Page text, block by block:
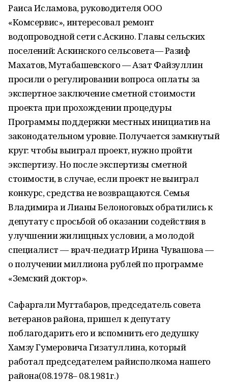
Раиса Исламова, руководителя ООО
«Комсервис», интересовал ремонт
водопроводной сети с.Аскино. Главы сельских
поселений: Аскинского сельсовета— Разиф
Махатов, Мутабашевского — Азат Файзуллин
просили о регулировании вопроса оплаты за
экспертное заключение сметной стоимости
проекта при прохождении процедуры
Программы поддержки местных инициатив на
законодательном уровне. Получается замкнутый
круг: чтобы выиграл проект, нужно пройти
экспертизу. Но после экспертизы сметной
стоимости, в случае, если проект не выиграл
конкурс, средства не возвращаются. Семья
Владимира и Лианы Белоноговых обратились к
депутату с просьбой об оказании содействия в
улучшении жилищных условии, а молодой
специалист — врач-педиатр Ирина Чувашова —
о получении миллиона рублей по программе
«Земский доктор».
Сафаргали Мугтабаров, председатель совета
ветеранов района, пришел к депутату
поблагодарить его и вспомнить его дедушку
Хамзу Гумеровича Гизатуллина, который
работал председателем райисполкома нашего
района(08.1978– 08.1981г.)